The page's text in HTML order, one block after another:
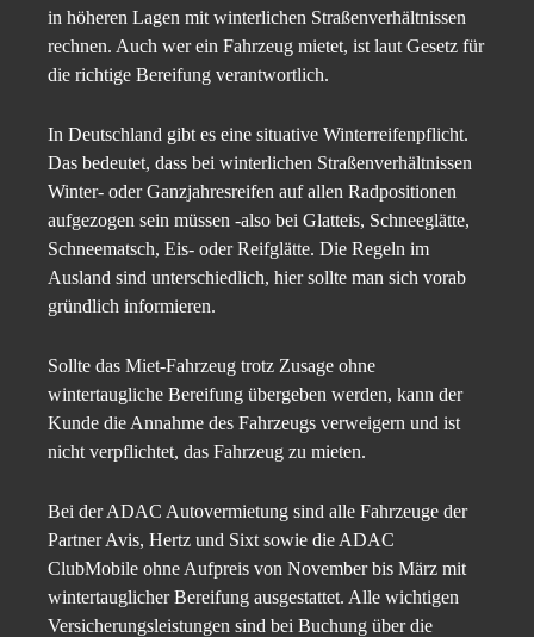
in höheren Lagen mit winterlichen Straßenverhältnissen
rechnen. Auch wer ein Fahrzeug mietet, ist laut Gesetz für
die richtige Bereifung verantwortlich.
In Deutschland gibt es eine situative Winterreifenpflicht.
Das bedeutet, dass bei winterlichen Straßenverhältnissen
Winter- oder Ganzjahresreifen auf allen Radpositionen
aufgezogen sein müssen -also bei Glatteis, Schneeglätte,
Schneematsch, Eis- oder Reifglätte. Die Regeln im
Ausland sind unterschiedlich, hier sollte man sich vorab
gründlich informieren.
Sollte das Miet-Fahrzeug trotz Zusage ohne
wintertaugliche Bereifung übergeben werden, kann der
Kunde die Annahme des Fahrzeugs verweigern und ist
nicht verpflichtet, das Fahrzeug zu mieten.
Bei der ADAC Autovermietung sind alle Fahrzeuge der
Partner Avis, Hertz und Sixt sowie die ADAC
ClubMobile ohne Aufpreis von November bis März mit
wintertauglicher Bereifung ausgestattet. Alle wichtigen
Versicherungsleistungen sind bei Buchung über die